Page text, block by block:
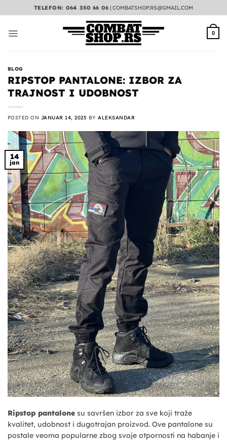
na
TELEFON: 064 350 66 06 |COMBATSHOP.RS@GMAIL.COM
0
BLOG
RIPSTOP PANTALONE: IZBOR ZA
TRAJNOST I UDOBNOST
POSTED ON JANUAR 14, 2025 BYALEKSANDAR
14
jan
Ripstop pantalone su savršen izbor za sve koji traže
kvalitet, udobnost i dugotrajan proizvod. Ove pantalone su
postale veoma popularne zbog svoje otpornosti na habanje i